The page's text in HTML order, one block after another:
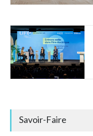
Savoir-Faire